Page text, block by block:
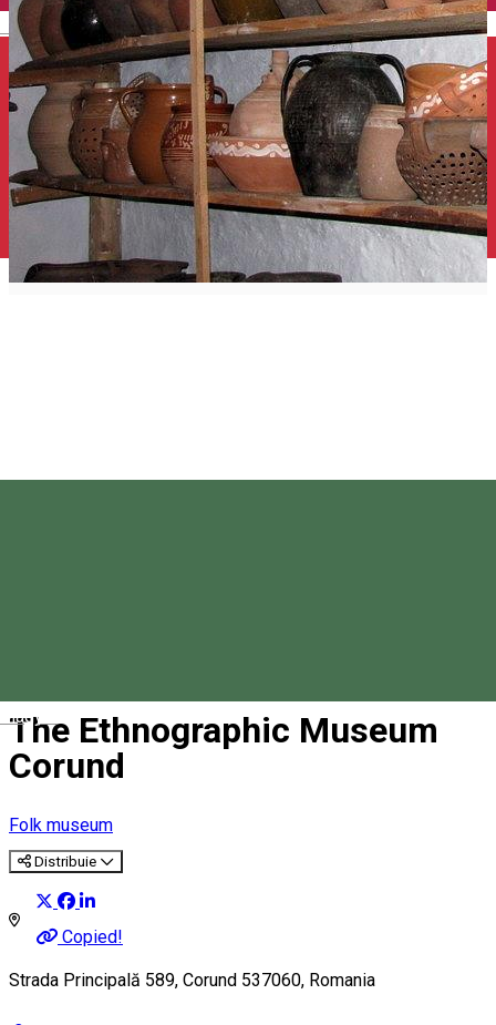
English
Magyar
The Ethnographic Museum
Corund
Folk museum
Distribuie
Copied!
Strada Principală 589, Corund 537060, Romania